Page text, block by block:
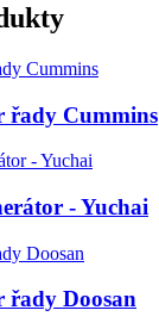
řady Cummins
- Yuchai
řady Doosan